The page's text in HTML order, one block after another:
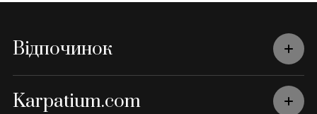
Відпочинок
Karpatium.com